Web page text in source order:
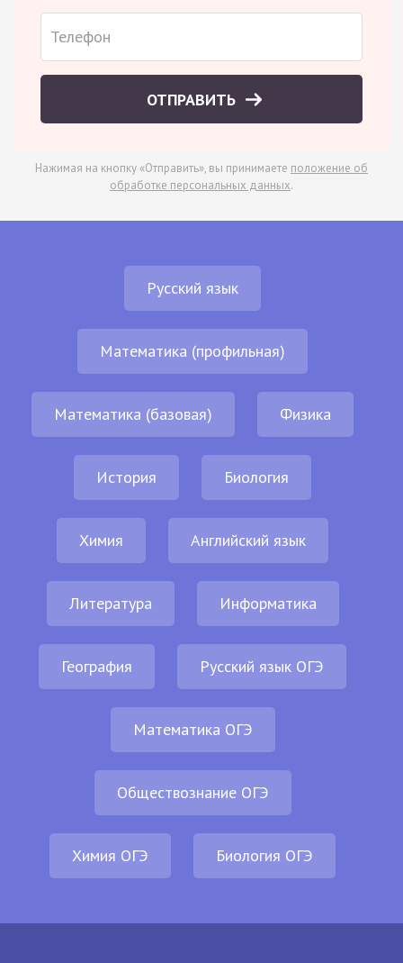
ОТПРАВИТЬ
Нажимая на кнопку «Отправить», вы принимаете положение об
обработке персональных данных.
Русский язык
Математика (профильная)
Математика (базовая) Физика
История Биология
Химия Английский язык
Литература Информатика
География Русский язык ОГЭ
Математика ОГЭ
Обществознание ОГЭ
Химия ОГЭ Биология ОГЭ